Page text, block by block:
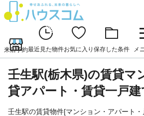
来店予約最近見た物件お気に入り 保存した条件 メ
壬生駅(栃木県)の賃貸マ
貸アパート・賃貸一戸
壬生駅の賃貸物件[マンション・アパート